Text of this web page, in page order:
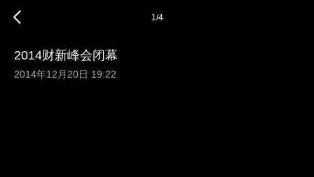
1/4
2014财新峰会闭幕
2014年12月20日 19:22